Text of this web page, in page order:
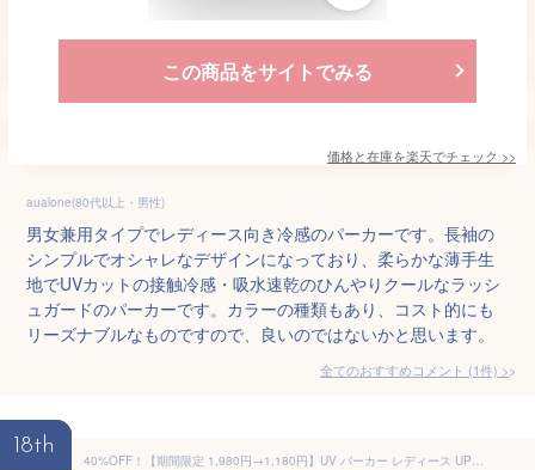
この商品をサイトでみる
価格と在庫を楽天でチェック >>
aualone(80代以上・男性)
男女兼用タイプでレディース向き冷感のパーカーです。長袖の
シンプルでオシャレなデザインになっており、柔らかな薄手生
地でUVカットの接触冷感・吸水速乾のひんやりクールなラッシ
ュガードのパーカーです。カラーの種類もあり、コスト的にも
リーズナブルなものですので、良いのではないかと思います。
全てのおすすめコメント (1件) >
18th
40%OFF！【期間限定 1,980円→1,180円】UV パーカー レディース UPF50+ UVカット 接触冷感 ラッシュガード レディース S M L LL 3L UVカットパーカー トップス 羽織り 長袖 薄手 大きいサイズ ゆったり 夏 日焼け止め スポーツ ジム ヨガ 冷感 ひんやり フード付き 送料無料